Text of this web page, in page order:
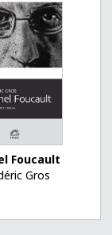
Foucault
Gros